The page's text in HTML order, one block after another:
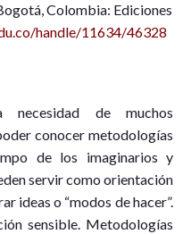
Colombia: Ediciones
handle/11634/46328
de muchos
conocer metodologías
de los imaginarios y
servir como orientación
ideas o “modos de hacer”.
sensible. Metodologías